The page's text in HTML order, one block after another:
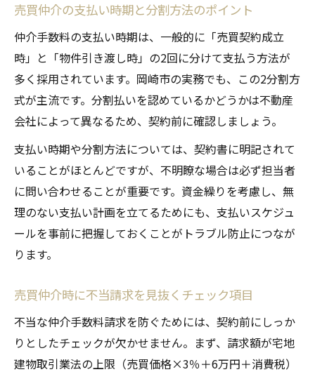
売買仲介の支払い時期と分割方法のポイント
仲介手数料の支払い時期は、一般的に「売買契約成立
時」と「物件引き渡し時」の2回に分けて支払う方法が
多く採用されています。岡崎市の実務でも、この2分割方
式が主流です。分割払いを認めているかどうかは不動産
会社によって異なるため、契約前に確認しましょう。
支払い時期や分割方法については、契約書に明記されて
いることがほとんどですが、不明瞭な場合は必ず担当者
に問い合わせることが重要です。資金繰りを考慮し、無
理のない支払い計画を立てるためにも、支払いスケジュ
ールを事前に把握しておくことがトラブル防止につなが
ります。
売買仲介時に不当請求を見抜くチェック項目
不当な仲介手数料請求を防ぐためには、契約前にしっか
りとしたチェックが欠かせません。まず、請求額が宅地
建物取引業法の上限（売買価格×3％＋6万円＋消費税）